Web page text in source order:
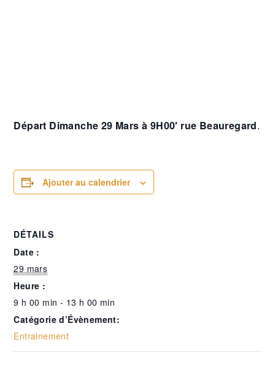
Départ Dimanche 29 Mars à 9H00′ rue Beauregard.
Ajouter au calendrier
DÉTAILS
Date :
29 mars
Heure :
9 h 00 min - 13 h 00 min
Catégorie d’Évènement:
Entrainement